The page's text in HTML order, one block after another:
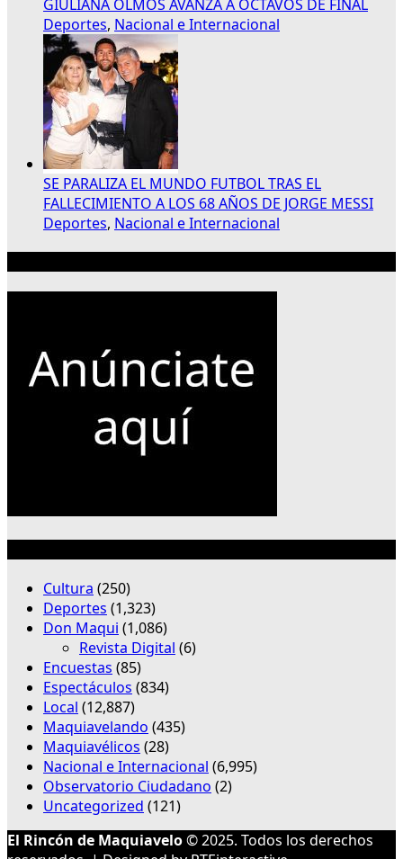
GIULIANA OLMOS AVANZA A OCTAVOS DE FINAL
Deportes, Nacional e Internacional
SE PARALIZA EL MUNDO FUTBOL TRAS EL
FALLECIMIENTO A LOS 68 AÑOS DE JORGE MESSI
Deportes, Nacional e Internacional
Cultura (250)
Deportes (1,323)
Don Maqui (1,086)
Revista Digital (6)
Encuestas (85)
Espectáculos (834)
Local (12,887)
Maquiavelando (435)
Maquiavélicos (28)
Nacional e Internacional (6,995)
Observatorio Ciudadano (2)
Uncategorized (121)
El Rincón de Maquiavelo© 2025. Todos los derechos